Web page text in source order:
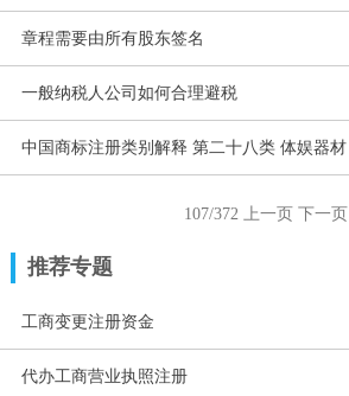
章程需要由所有股东签名
一般纳税人公司如何合理避税
中国商标注册类别解释 第二十八类 体娱器材
107/372 上一页 下一页
推荐专题
工商变更注册资金
代办工商营业执照注册